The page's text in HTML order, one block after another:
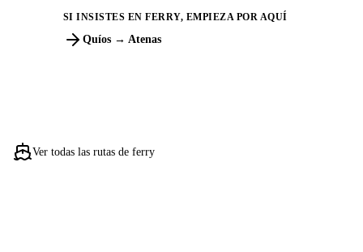
SI INSISTES EN FERRY, EMPIEZA POR AQUÍ
Quíos → Atenas
Ver todas las rutas de ferry